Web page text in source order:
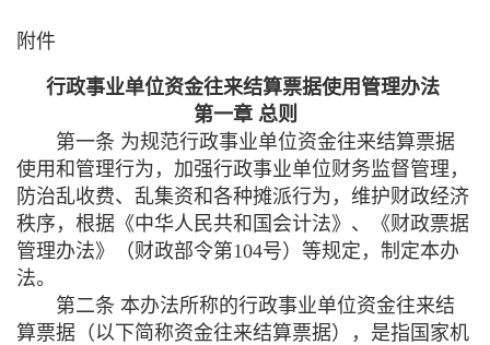
附件
行政事业单位资金往来结算票据使用管理办法
第一章 总则
第一条 为规范行政事业单位资金往来结算票据
使用和管理行为，加强行政事业单位财务监督管理，
防治乱收费、乱集资和各种摊派行为，维护财政经济
秩序，根据《中华人民共和国会计法》、《财政票据
管理办法》（财政部令第104号）等规定，制定本办
法。
第二条 本办法所称的行政事业单位资金往来结
算票据（以下简称资金往来结算票据），是指国家机